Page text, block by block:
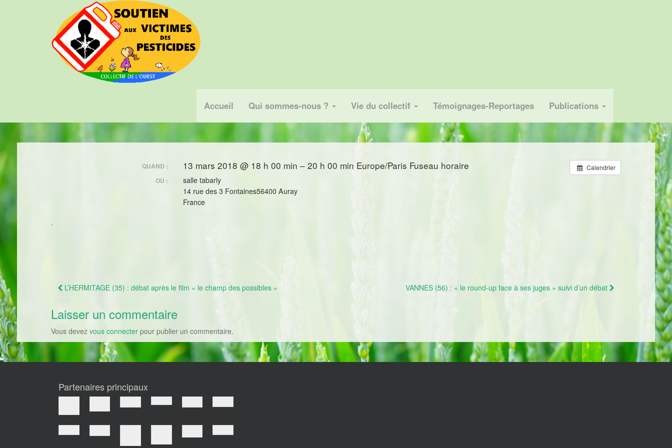
Accueil Qui sommes-nous ? Vie du collectif Témoignages-Reportages Publications
Calendrier
QUAND : 13 mars 2018 @ 18 h 00 min – 20 h 00 min Europe/Paris Fuseau horaire
OÙ :
salle tabarly
14 rue des 3 Fontaines56400 Auray
France
.
Navigation Article
L’HERMITAGE (35) : débat après le film « le champ des possibles » VANNES (56) : « le round-up face à ses juges » suivi d’un débat
Laisser un commentaire
Vous devez vous connecterpour publier un commentaire.
Partenaires principaux